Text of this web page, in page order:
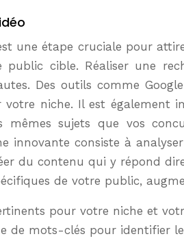
une étape cruciale pour
cible. Réaliser une
Des outils comme
niche. Il est également
mêmes sujets que vos
innovante consiste à
du contenu qui y répond
de votre public,
pour votre niche et
de mots-clés pour identifier